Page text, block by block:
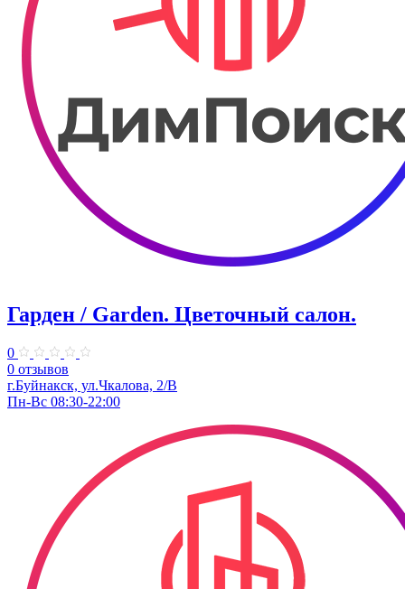
Гарден / Garden. ​Цветочный салон.
0
0 отзывов
г.Буйнакск, ул.​Чкалова, 2/В
Пн-Вс 08:30-22:00